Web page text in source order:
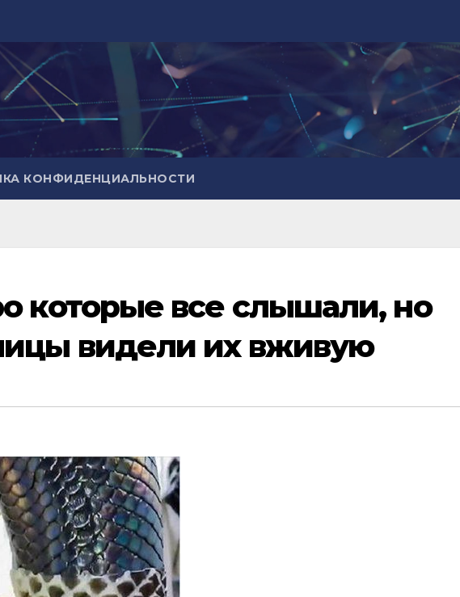
КОНФИДЕНЦИАЛЬНОСТИ
которые все слышали, но
видели их вживую